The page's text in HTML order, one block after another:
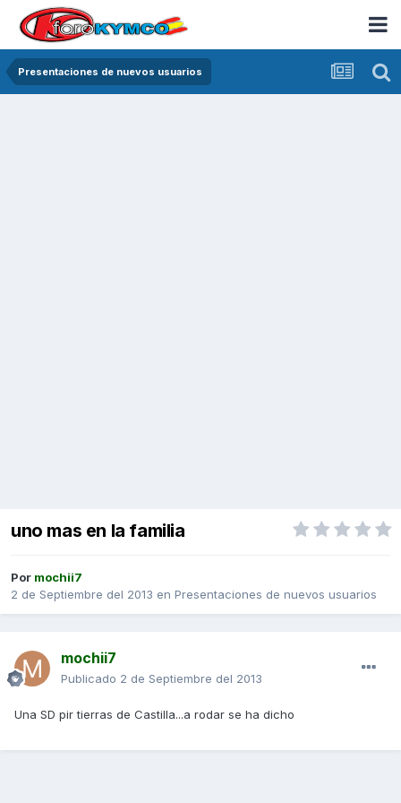
Presentaciones de nuevos usuarios
uno mas en la familia
Por mochii7
2 de Septiembre del 2013 en Presentaciones de nuevos usuarios
mochii7
Publicado 2 de Septiembre del 2013
Una SD pir tierras de Castilla...a rodar se ha dicho